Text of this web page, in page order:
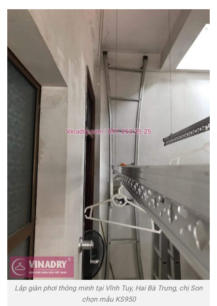
Lắp giàn phơi thông minh tại Vĩnh Tuy, Hai Bà Trưng, chị Son
chọn mẫu KS950